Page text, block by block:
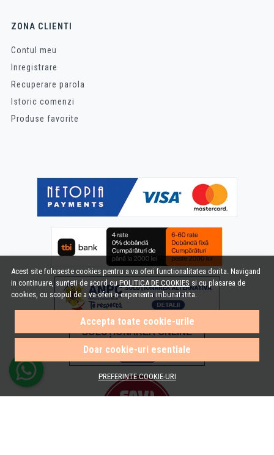
Acest site foloseste cookies pentru a va oferi functionalitatea dorita. Navigand
in continuare, sunteti de acord cuPOLITICA DE COOKIES si cu plasarea de
cookies, cu scopul de a va oferi o experienta imbunatatita.
Accepta toate cookie-urile
Doar cookie-uri esentiale
PREFERINTE COOKIE-URI
ZONA CLIENTI
Contul meu
Inregistrare
Recuperare parola
Istoric comenzi
Produse favorite